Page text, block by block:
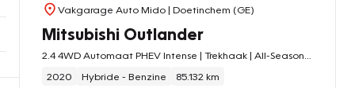
Vakgarage Auto Mido| Doetinchem (GE)
Mitsubishi Outlander
2020
Hybride - Benzine 85.132 km